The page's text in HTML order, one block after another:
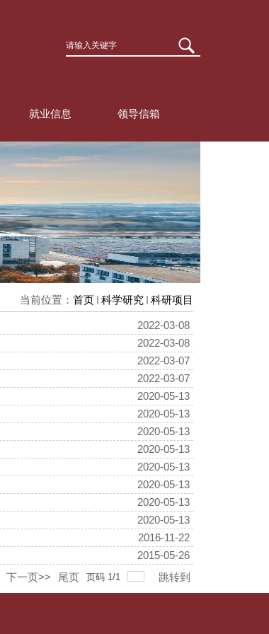
就业信息 领导信箱
当前位置： 首页 科学研究 科研项目
2022-03-08
2022-03-08
2022-03-07
2022-03-07
2020-05-13
2020-05-13
2020-05-13
2020-05-13
2020-05-13
2020-05-13
2020-05-13
2020-05-13
2016-11-22
2015-05-26
下一页>> 尾页 页码 1/1 跳转到